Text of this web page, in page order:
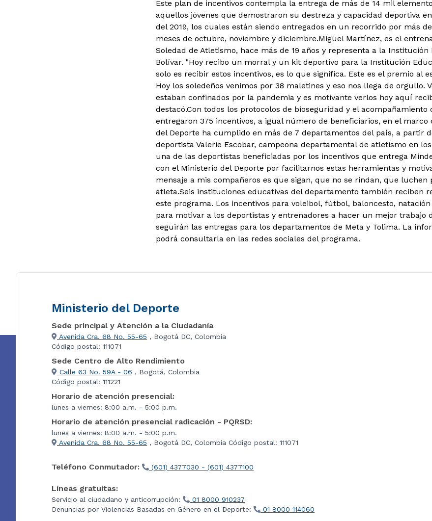
Este plan de incentivos contempla la entrega de más de 14 mil
aquellos jóvenes que demostraron su destreza y capacidad deportiva
del 2019, los cuales están siendo entregados en un recorrido por más
meses de octubre, noviembre y diciembre.Miguel Martínez, es el
Soledad de Atletismo, hace más de 19 años y representa a la Institución
Bolívar. "Hoy recibo un morral y un kit deportivo para la Institución
solo es recibir estos incentivos, es lo que significa. Este es el premio al
Hoy los soledeños venimos por 38 maletines y eso nos llega de orgullo.
estaban confinados por la pandemia y es motivante verlos hoy aquí
destacó.Con todos los protocolos de bioseguridad y el acompañamiento
entregaron 375 incentivos, a igual número de beneficiarios, en el
del Deporte ha cumplido en más de 7 departamentos del país, a partir
deportista Valerie Escobar, campeona departamental de atletismo en
una de las deportistas beneficiadas por los incentivos que entrega
con el Ministerio del Deporte por facilitarnos estas herramientas y
mensaje a mis compañeros es que sigan, que no se rindan, que luchen
atleta.Seis instituciones educativas del departamento también reciben
este programa. Los incentivos para voleibol, fútbol, baloncesto,
para motivar a los deportistas y entrenadores a hacer un mejor trabajo
seguirán las entregas para los departamentos de Meta y Tolima. La
podrá consultarla en las redes sociales del programa.
Ministerio del Deporte
Sede principal y Atención a la Ciudadanía
Avenida Cra. 68 No. 55-65 , Bogotá DC, Colombia
Código postal: 111071
Sede Centro de Alto Rendimiento
Calle 63 No. 59A - 06 , Bogotá, Colombia
Código postal: 111221
Horario de atención presencial:
lunes a viernes: 8:00 a.m. - 5:00 p.m.
Horario de atención presencial radicación - PQRSD:
lunes a viernes: 8:00 a.m. - 5:00 p.m.
Avenida Cra. 68 No. 55-65 , Bogotá DC, Colombia Código postal: 111071
Teléfono Conmutador: (601) 4377030 - (601) 4377100
Líneas gratuitas:
Servicio al ciudadano y anticorrupción:
01 8000 910237
Denuncias por Violencias Basadas en Género en el Deporte:
01 8000 114060